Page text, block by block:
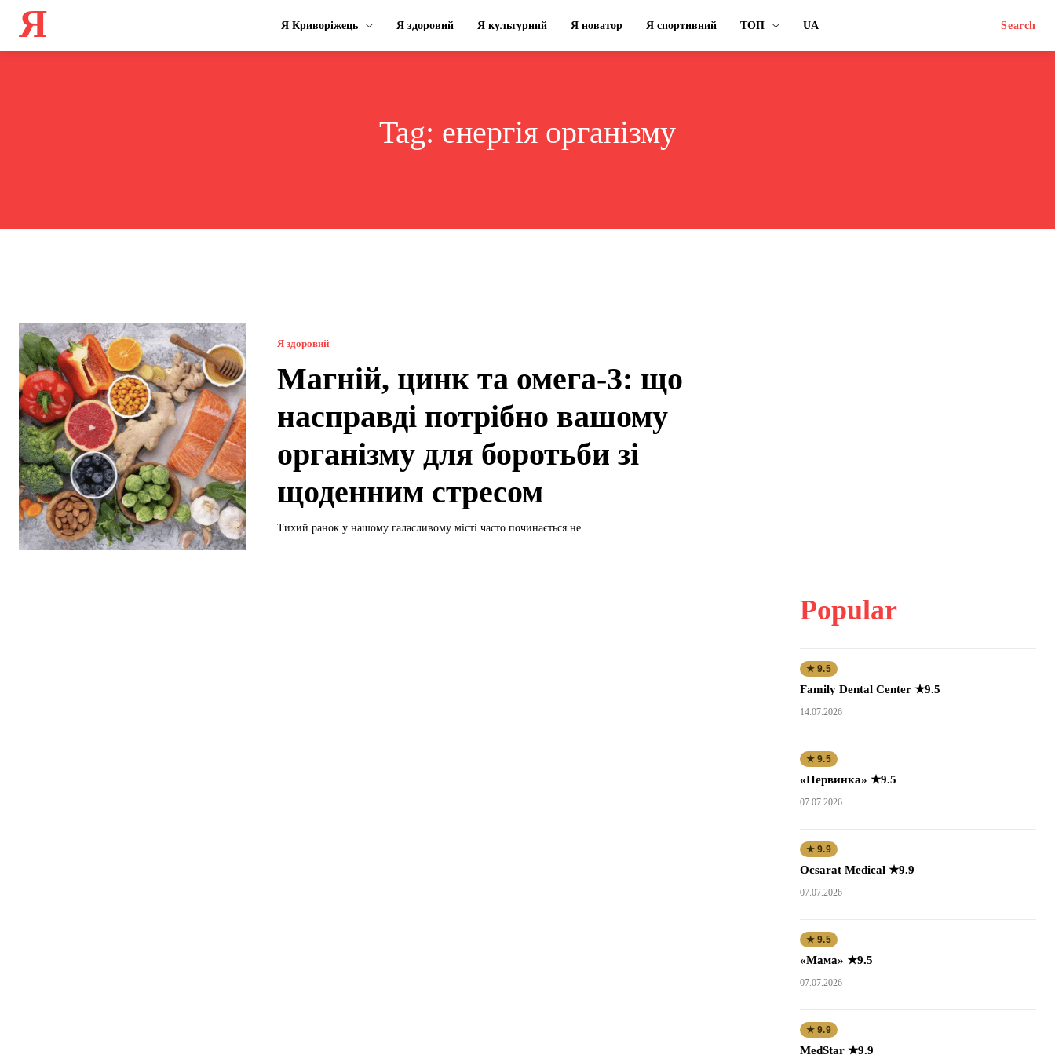
Я Я Криворіжець Я здоровий Я культурний Я новатор Я спортивний ТОП UA Search
Tag: енергія організму
Я здоровий
Магній, цинк та омега-3: що
насправді потрібно вашому
організму для боротьби зі
щоденним стресом
Тихий ранок у нашому галасливому місті часто починається не...
Popular
★ 9.5
Family Dental Center ★9.5
14.07.2026
★ 9.5
«Первинка» ★9.5
07.07.2026
★ 9.9
Ocsarat Medical ★9.9
07.07.2026
★ 9.5
«Мама» ★9.5
07.07.2026
★ 9.9
MedStar ★9.9